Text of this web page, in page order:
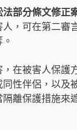
法部分條文修正
，可在第二審
在被害人保
性伴侶，以
離保護措施來